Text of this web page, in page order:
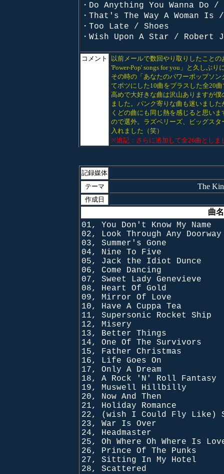
・Do Anything You Wanna Do
・That's The Way A Woman Is
・Too Late / Shoes
・Wish Upon A Star / Robert
コメント
以前メールで数回やり取りしたこと
'Power-Pop' songs for you」と久しぶ
その時の「あなたのパワーポップソ
てボツにした10曲をプラスした全20
高めで大好きな曲は沢山ありますが
ました。パンク寄りな曲も迷いまし
くどの曲にも同じ熱を感じると思い
ので選外。ラズベリーズ、ビッグス
入れました（笑）
※追記：さらに追加して全26曲としま
記録媒体
テーマ
The
作成日
曲
01, You Don't Know My Name
02, Look Through Any Doorway
03, Summer's Gone
04, Nine To Five
05, Jack the Idiot Dunce
06, Come Dancing
07, Sweet Lady Genevieve
08, Heart Of Gold
09, Mirror Of Love
10, Have A Cuppa Tea
11, Supersonic Rocket Ship
12, Misery
13, Better Things
14, One Of The Survivors
15, Father Christmas
16, Life Goes On
17, Only A Dream
18, A Rock 'N' Roll Fantasy
19, Muswell Hillbilly
20, Now And Then
21, Holiday Romance
22, (wish I Could Fly Like)
23, War Is Over
24, Headmaster
25, Oh Where Oh Where Is
26, Prince Of The Punks
27, Sitting In My Hotel
28, Scattered